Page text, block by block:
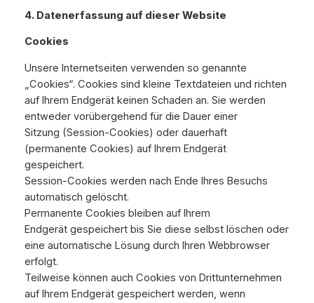
4. Datenerfassung auf dieser Website
Cookies
Unsere Internetseiten verwenden so genannte
„Cookies“. Cookies sind kleine Textdateien und richten
auf Ihrem Endgerät keinen Schaden an. Sie werden
entweder vorübergehend für die Dauer einer
Sitzung (Session-Cookies) oder dauerhaft
(permanente Cookies) auf Ihrem Endgerät
gespeichert.
Session-Cookies werden nach Ende Ihres Besuchs
automatisch gelöscht.
Permanente Cookies bleiben auf Ihrem
Endgerät gespeichert bis Sie diese selbst löschen oder
eine automatische Lösung durch Ihren Webbrowser
erfolgt.
Teilweise können auch Cookies von Drittunternehmen
auf Ihrem Endgerät gespeichert werden, wenn